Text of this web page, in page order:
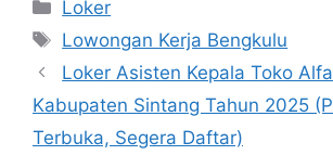
Loker
Tag
Lowongan Kerja Bengkulu
Loker Asisten Kepala Toko
Kabupaten Sintang Tahun 2025
Terbuka, Segera Daftar)